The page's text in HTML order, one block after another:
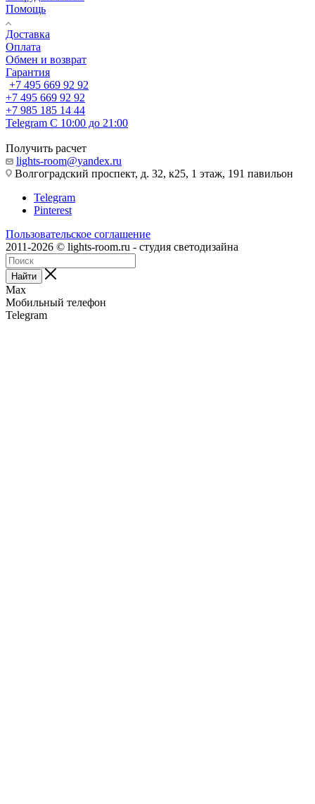
Помощь
Доставка
Оплата
Обмен и возврат
Гарантия
+7 495 669 92 92
+7 495 669 92 92
+7 985 185 14 44
Telegram С 10:00 до 21:00
Получить расчет
lights-room@yandex.ru
Волгоградский проспект, д. 32, к25, 1 этаж, 191 павильон
Telegram
Pinterest
Пользовательское соглашение
2011-2026 © lights-room.ru - студия светодизайна
Найти
Max
Мобильный телефон
Telegram